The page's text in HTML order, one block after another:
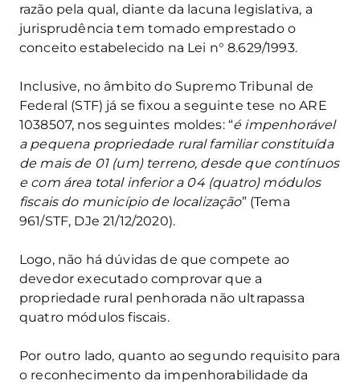
razão pela qual, diante da lacuna legislativa, a
jurisprudência tem tomado emprestado o
conceito estabelecido na Lei n° 8.629/1993.
Inclusive, no âmbito do Supremo Tribunal de
Federal (STF) já se fixou a seguinte tese no ARE
1038507, nos seguintes moldes: “é impenhorável
a pequena propriedade rural familiar constituída
de mais de 01 (um) terreno, desde que contínuos
e com área total inferior a 04 (quatro) módulos
fiscais do município de localização” (Tema
961/STF, DJe 21/12/2020).
Logo, não há dúvidas de que compete ao
devedor executado comprovar que a
propriedade rural penhorada não ultrapassa
quatro módulos fiscais.
Por outro lado, quanto ao segundo requisito para
o reconhecimento da impenhorabilidade da